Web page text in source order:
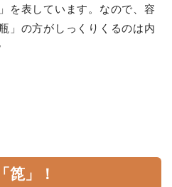
を表しています。なので、容
」の方がしっくりくるのは内
箆」！